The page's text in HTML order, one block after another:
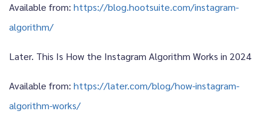
Available from: https://blog.hootsuite.com/instagram-
algorithm/
Later. This Is How the Instagram Algorithm Works in 2024
Available from: https://later.com/blog/how-instagram-
algorithm-works/